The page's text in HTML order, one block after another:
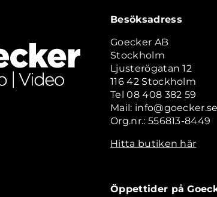
Besöksadress
Goecker AB
Stockholm
Ljusterögatan 12
116 42 Stockholm
Tel 08 408 382 59
Mail: info@goecker.se
Org.nr.: 556813-8449
Hitta butiken här
Öppettider på